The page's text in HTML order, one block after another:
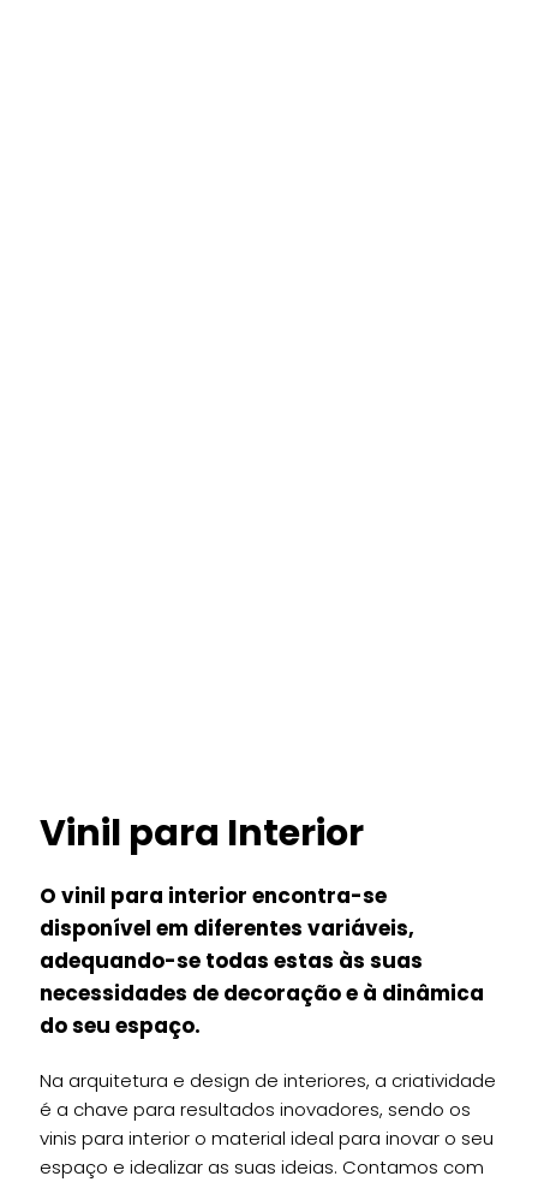
Vinil para Interior
O vinil para interior encontra-se
disponível em diferentes variáveis,
adequando-se todas estas às suas
necessidades de decoração e à dinâmica
do seu espaço.
Na arquitetura e design de interiores, a criatividade
é a chave para resultados inovadores, sendo os
vinis para interior o material ideal para inovar o seu
espaço e idealizar as suas ideias. Contamos com